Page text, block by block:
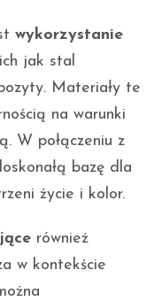
wykorzystanie
jak stal
Materiały te
na warunki
W połączeniu z
bazę dla
życie i kolor.
również
w kontekście